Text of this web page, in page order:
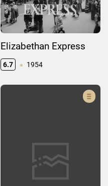
Elizabethan Express
6.7 1954